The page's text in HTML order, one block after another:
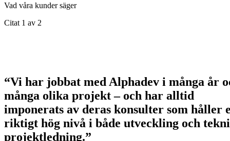
Vad våra kunder säger
Citat 1 av 2
“Vi har jobbat med Alphadev i många år
många olika projekt – och har alltid
imponerats av deras konsulter som håller
riktigt hög nivå i både utveckling och
projektledning.”